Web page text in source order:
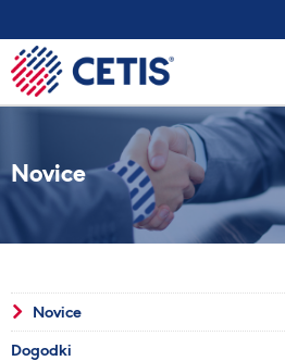
Novice
Novice
Dogodki